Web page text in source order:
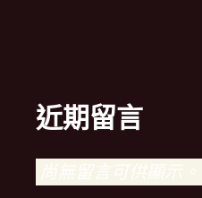
近期留言
尚無留言可供顯示。